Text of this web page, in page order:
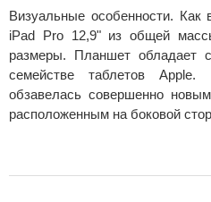
Визуальные особенности.
iPad Pro 12,9" из общей
размеры. Планшет обладает
семействе таблетов
обзавелась совершенно
расположенным на боковой